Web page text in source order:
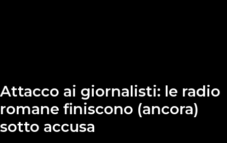
Attacco ai giornalisti: le radio
romane finiscono (ancora)
sotto accusa